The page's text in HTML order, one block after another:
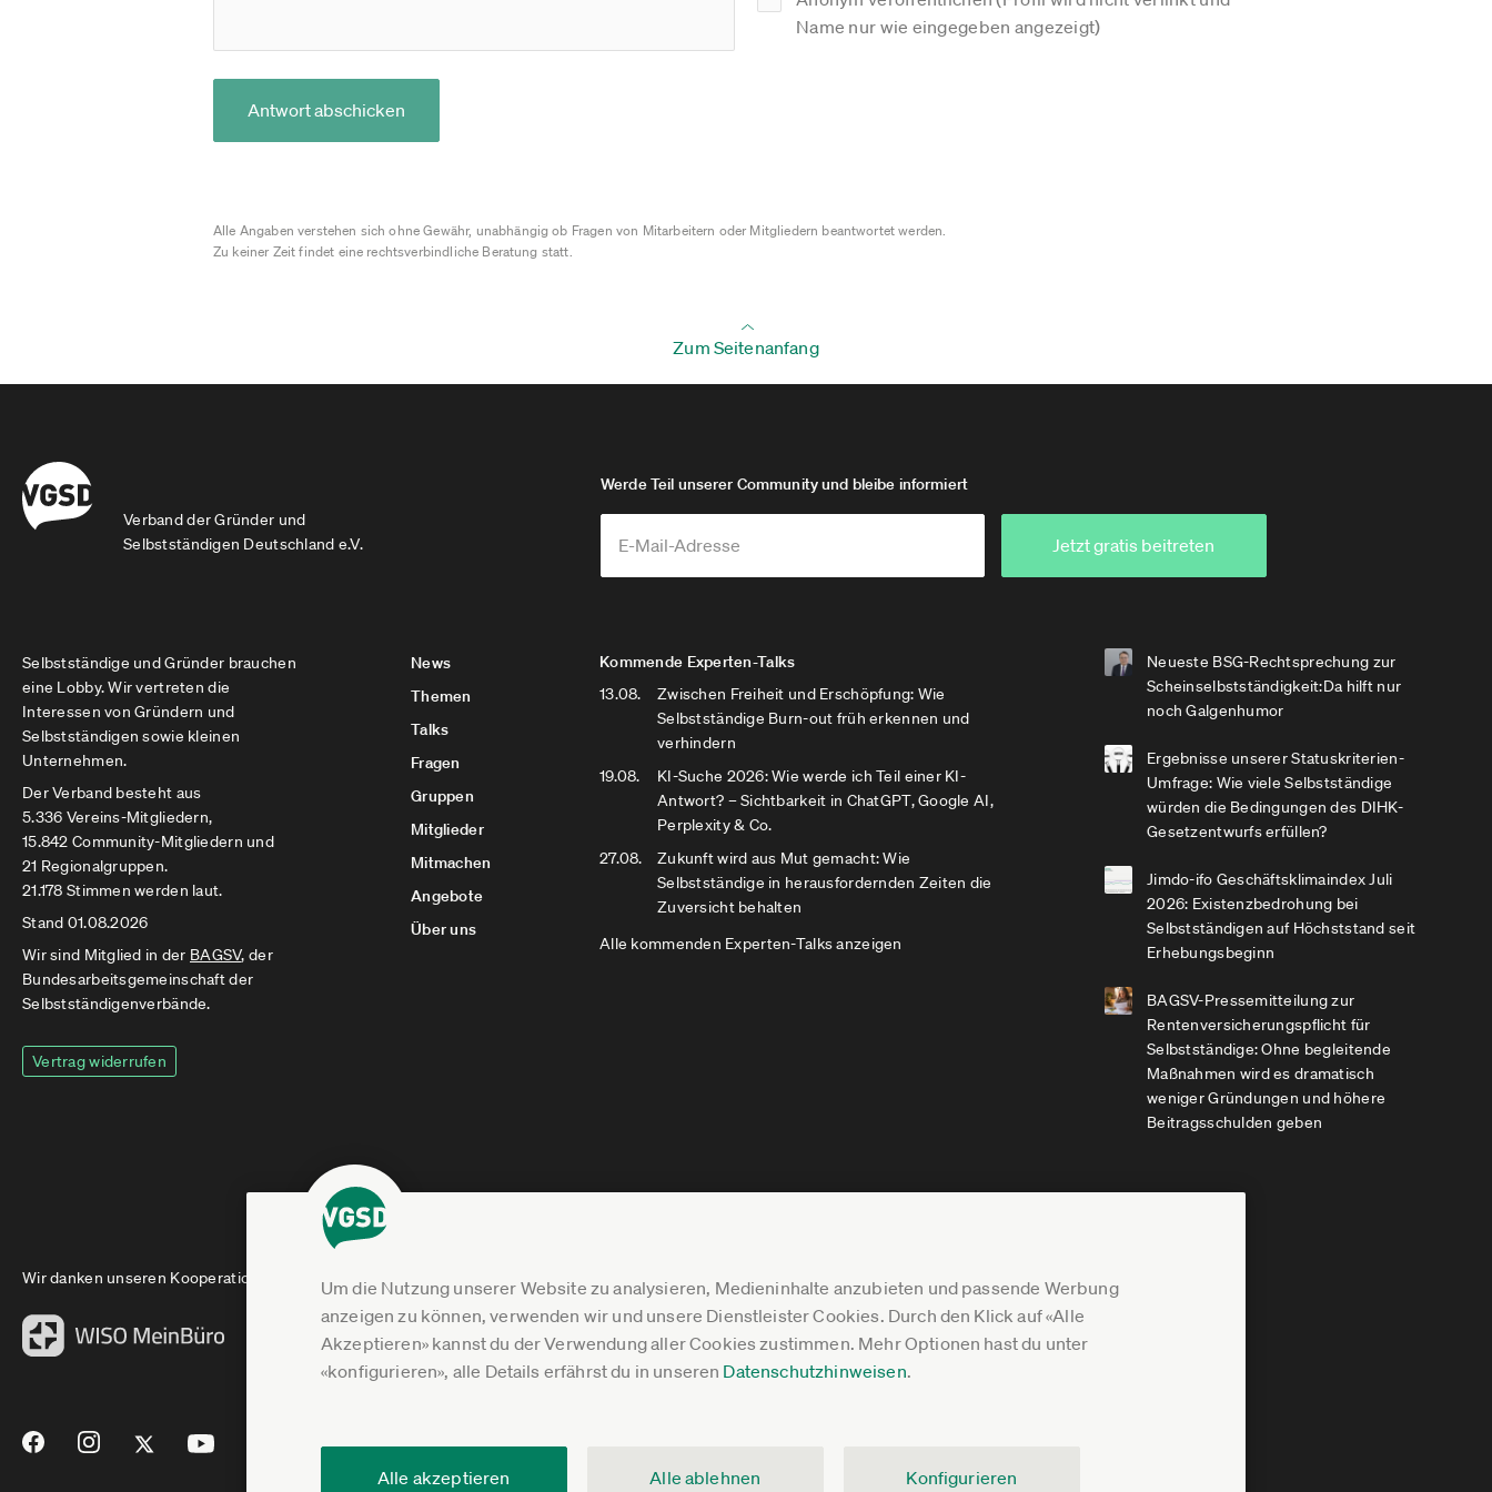
Um die Nutzung unserer Website zu analysieren, Medieninhalte anzubieten und passende Werbung
anzeigen zu können, verwenden wir und unsere Dienstleister Cookies. Durch den Klick auf «Alle
Akzeptieren» kannst du der Verwendung aller Cookies zustimmen. Mehr Optionen hast du unter
«konfigurieren», alle Details erfährst du in unseren Datenschutzhinweisen.
Alle akzeptieren Alle ablehnen Konfigurieren
Name nur wie eingegeben angezeigt)
Antwort abschicken
Alle Angaben verstehen sich ohne Gewähr, unabhängig ob Fragen von Mitarbeitern oder Mitgliedern beantwortet werden.
Zu keiner Zeit findet eine rechtsverbindliche Beratung statt.
Zum Seitenanfang
Verband der Gründer und
Selbstständigen Deutschland e.V.
Werde Teil unserer Community und bleibe informiert
Jetzt gratis beitreten
Selbstständige und Gründer brauchen
eine Lobby. Wir vertreten die
Interessen von Gründern und
Selbstständigen sowie kleinen
Unternehmen.
Der Verband besteht aus
5.336 Vereins-Mitgliedern,
15.842 Community-Mitgliedern und
21 Regionalgruppen.
21.178 Stimmen werden laut.
Stand 01.08.2026
Wir sind Mitglied in der BAGSV, der
Bundesarbeitsgemeinschaft der
Selbstständigenverbände.
Vertrag widerrufen
News
Themen
Talks
Fragen
Gruppen
Mitglieder
Mitmachen
Angebote
Über uns
Kommende Experten-Talks
13.08.
Zwischen Freiheit und Erschöpfung: Wie
Selbstständige Burn-out früh erkennen und
verhindern
19.08.
KI-Suche 2026: Wie werde ich Teil einer KI-
Antwort? – Sichtbarkeit in ChatGPT, Google AI,
Perplexity & Co.
27.08.
Zukunft wird aus Mut gemacht: Wie
Selbstständige in herausfordernden Zeiten die
Zuversicht behalten
Alle kommenden Experten-Talks anzeigen
Neueste BSG-Rechtsprechung zur
Scheinselbstständigkeit:Da hilft nur
noch Galgenhumor
Ergebnisse unserer Statuskriterien-
Umfrage: Wie viele Selbstständige
würden die Bedingungen des DIHK-
Gesetzentwurfs erfüllen?
Jimdo-ifo Geschäftsklimaindex Juli
2026: Existenzbedrohung bei
Selbstständigen auf Höchststand seit
Erhebungsbeginn
BAGSV-Pressemitteilung zur
Rentenversicherungspflicht für
Selbstständige: Ohne begleitende
Maßnahmen wird es dramatisch
weniger Gründungen und höhere
Beitragsschulden geben
Wir danken unseren Kooperationspartnern